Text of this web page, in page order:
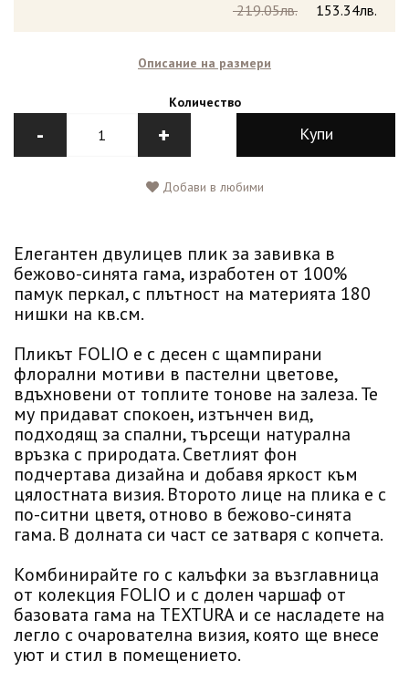
153.34лв.
219.05лв.
Описание на размери
Количество
- + Купи
Добави в любими
Елегантен двулицев плик за завивка в
бежово-синята гама, изработен от 100%
памук перкал, с плътност на материята 180
нишки на кв.см.
Пликът FOLIO е с десен с щампирани
флорални мотиви в пастелни цветове,
вдъхновени от топлите тонове на залеза. Те
му придават спокоен, изтънчен вид,
подходящ за спални, търсещи натурална
връзка с природата. Светлият фон
подчертава дизайна и добавя яркост към
цялостната визия. Второто лице на плика е с
по-ситни цветя, отново в бежово-синята
гама. В долната си част се затваря с копчета.
Комбинирайте го с калъфки за възглавница
от колекция FOLIO и с долен чаршаф от
базовата гама на TEXTURA и се насладете на
легло с очарователна визия, която ще внесе
уют и стил в помещението.